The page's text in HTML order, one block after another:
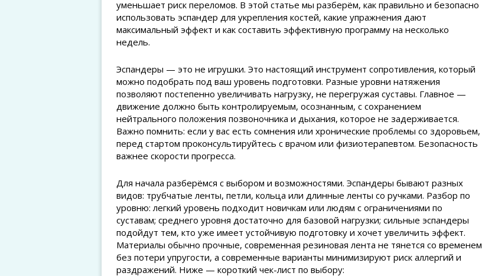
уменьшает риск переломов. В этой статье мы разберём, как правильно и безопасно
использовать эспандер для укрепления костей, какие упражнения дают
максимальный эффект и как составить эффективную программу на несколько
недель.
Эспандеры — это не игрушки. Это настоящий инструмент сопротивления, который
можно подобрать под ваш уровень подготовки. Разные уровни натяжения
позволяют постепенно увеличивать нагрузку, не перегружая суставы. Главное —
движение должно быть контролируемым, осознанным, с сохранением
нейтрального положения позвоночника и дыхания, которое не задерживается.
Важно помнить: если у вас есть сомнения или хронические проблемы со здоровьем,
перед стартом проконсультируйтесь с врачом или физиотерапевтом. Безопасность
важнее скорости прогресса.
Для начала разберёмся с выбором и возможностями. Эспандеры бывают разных
видов: трубчатые ленты, петли, кольца или длинные ленты со ручками. Разбор по
уровню: легкий уровень подходит новичкам или людям с ограничениями по
суставам; среднего уровня достаточно для базовой нагрузки; сильные эспандеры
подойдут тем, кто уже имеет устойчивую подготовку и хочет увеличить эффект.
Материалы обычно прочные, современная резиновая лента не тянется со временем
без потери упругости, а современные варианты минимизируют риск аллергий и
раздражений. Ниже — короткий чек-лист по выбору: